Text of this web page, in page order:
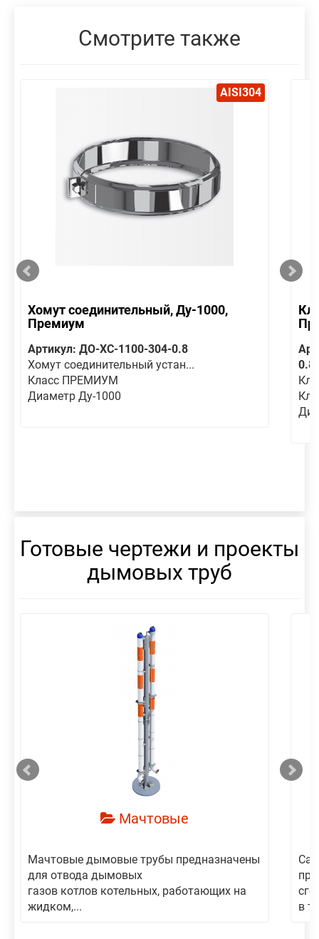
Смотрите также
AISI304
Хомут соединительный, Ду-1000,
Премиум
Артикул: ДО-ХС-1100-304-0.8
Хомут соединительный устан...
Класс ПРЕМИУМ
Диаметр Ду-1000
Готовые чертежи и проекты
дымовых труб
Мачтовые
Мачтовые дымовые трубы предназначены
для отвода дымовых
газов котлов котельных, работающих на
жидком,...
в